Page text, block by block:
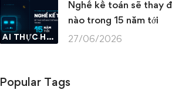
AI THỰC HÀNH
Nghề kế toán sẽ thay
nào trong 15 năm tới
27/06/2026
Popular Tags